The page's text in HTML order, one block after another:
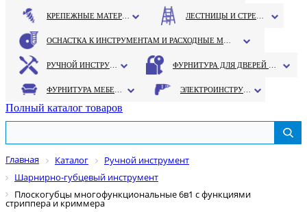
Полный каталог товаров
Главная Каталог
Ручной инструмент
Шарнирно-губцевый инструмент
Плоскогубцы многофункциональные 6в1 с функциями
стриппера и криммера